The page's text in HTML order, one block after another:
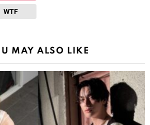
WTF
MAY ALSO LIKE